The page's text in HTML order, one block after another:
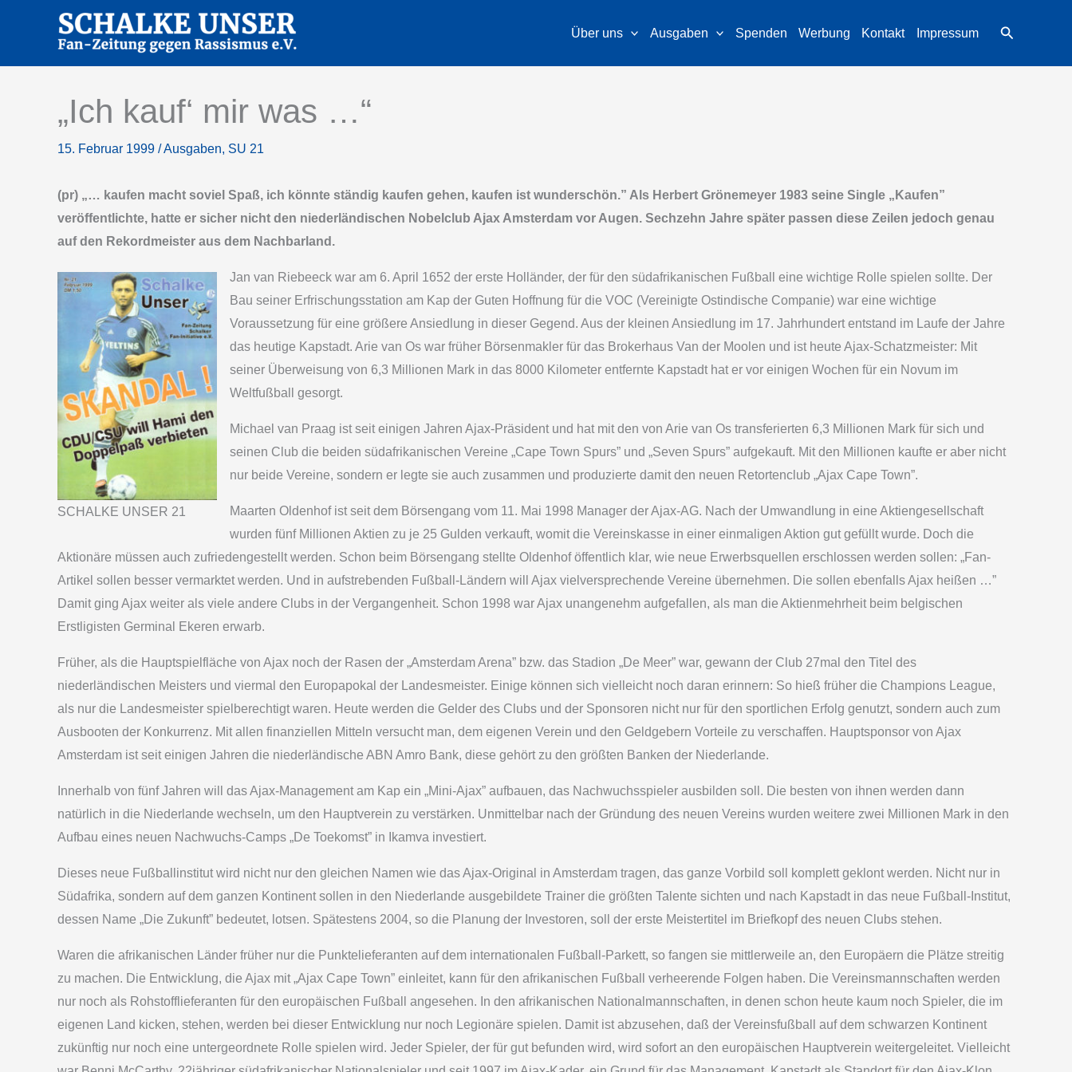
Über uns Ausgaben Spenden Werbung Kontakt Impressum Suchen
„Ich kauf‘ mir was …“
15. Februar 1999 /Ausgaben, SU 21
(pr) „… kaufen macht soviel Spaß, ich könnte ständig kaufen gehen, kaufen ist wunderschön.” Als Herbert Grönemeyer 1983 seine Single „Kaufen”
veröffentlichte, hatte er sicher nicht den niederländischen Nobelclub Ajax Amsterdam vor Augen. Sechzehn Jahre später passen diese Zeilen jedoch genau
auf den Rekordmeister aus dem Nachbarland.
SCHALKE UNSER 21
Jan van Riebeeck war am 6. April 1652 der erste Holländer, der für den südafrikanischen Fußball eine wichtige Rolle spielen sollte. Der
Bau seiner Erfrischungsstation am Kap der Guten Hoffnung für die VOC (Vereinigte Ostindische Companie) war eine wichtige
Voraussetzung für eine größere Ansiedlung in dieser Gegend. Aus der kleinen Ansiedlung im 17. Jahrhundert entstand im Laufe der Jahre
das heutige Kapstadt. Arie van Os war früher Börsenmakler für das Brokerhaus Van der Moolen und ist heute Ajax-Schatzmeister: Mit
seiner Überweisung von 6,3 Millionen Mark in das 8000 Kilometer entfernte Kapstadt hat er vor einigen Wochen für ein Novum im
Weltfußball gesorgt.
Michael van Praag ist seit einigen Jahren Ajax-Präsident und hat mit den von Arie van Os transferierten 6,3 Millionen Mark für sich und
seinen Club die beiden südafrikanischen Vereine „Cape Town Spurs” und „Seven Spurs” aufgekauft. Mit den Millionen kaufte er aber nicht
nur beide Vereine, sondern er legte sie auch zusammen und produzierte damit den neuen Retortenclub „Ajax Cape Town”.
Maarten Oldenhof ist seit dem Börsengang vom 11. Mai 1998 Manager der Ajax-AG. Nach der Umwandlung in eine Aktiengesellschaft
wurden fünf Millionen Aktien zu je 25 Gulden verkauft, womit die Vereinskasse in einer einmaligen Aktion gut gefüllt wurde. Doch die
Aktionäre müssen auch zufriedengestellt werden. Schon beim Börsengang stellte Oldenhof öffentlich klar, wie neue Erwerbsquellen erschlossen werden sollen: „Fan-
Artikel sollen besser vermarktet werden. Und in aufstrebenden Fußball-Ländern will Ajax vielversprechende Vereine übernehmen. Die sollen ebenfalls Ajax heißen …”
Damit ging Ajax weiter als viele andere Clubs in der Vergangenheit. Schon 1998 war Ajax unangenehm aufgefallen, als man die Aktienmehrheit beim belgischen
Erstligisten Germinal Ekeren erwarb.
Früher, als die Hauptspielfläche von Ajax noch der Rasen der „Amsterdam Arena” bzw. das Stadion „De Meer” war, gewann der Club 27mal den Titel des
niederländischen Meisters und viermal den Europapokal der Landesmeister. Einige können sich vielleicht noch daran erinnern: So hieß früher die Champions League,
als nur die Landesmeister spielberechtigt waren. Heute werden die Gelder des Clubs und der Sponsoren nicht nur für den sportlichen Erfolg genutzt, sondern auch zum
Ausbooten der Konkurrenz. Mit allen finanziellen Mitteln versucht man, dem eigenen Verein und den Geldgebern Vorteile zu verschaffen. Hauptsponsor von Ajax
Amsterdam ist seit einigen Jahren die niederländische ABN Amro Bank, diese gehört zu den größten Banken der Niederlande.
Innerhalb von fünf Jahren will das Ajax-Management am Kap ein „Mini-Ajax” aufbauen, das Nachwuchsspieler ausbilden soll. Die besten von ihnen werden dann
natürlich in die Niederlande wechseln, um den Hauptverein zu verstärken. Unmittelbar nach der Gründung des neuen Vereins wurden weitere zwei Millionen Mark in den
Aufbau eines neuen Nachwuchs-Camps „De Toekomst” in Ikamva investiert.
Dieses neue Fußballinstitut wird nicht nur den gleichen Namen wie das Ajax-Original in Amsterdam tragen, das ganze Vorbild soll komplett geklont werden. Nicht nur in
Südafrika, sondern auf dem ganzen Kontinent sollen in den Niederlande ausgebildete Trainer die größten Talente sichten und nach Kapstadt in das neue Fußball-Institut,
dessen Name „Die Zukunft” bedeutet, lotsen. Spätestens 2004, so die Planung der Investoren, soll der erste Meistertitel im Briefkopf des neuen Clubs stehen.
Waren die afrikanischen Länder früher nur die Punktelieferanten auf dem internationalen Fußball-Parkett, so fangen sie mittlerweile an, den Europäern die Plätze streitig
zu machen. Die Entwicklung, die Ajax mit „Ajax Cape Town” einleitet, kann für den afrikanischen Fußball verheerende Folgen haben. Die Vereinsmannschaften werden
nur noch als Rohstofflieferanten für den europäischen Fußball angesehen. In den afrikanischen Nationalmannschaften, in denen schon heute kaum noch Spieler, die im
eigenen Land kicken, stehen, werden bei dieser Entwicklung nur noch Legionäre spielen. Damit ist abzusehen, daß der Vereinsfußball auf dem schwarzen Kontinent
zukünftig nur noch eine untergeordnete Rolle spielen wird. Jeder Spieler, der für gut befunden wird, wird sofort an den europäischen Hauptverein weitergeleitet. Vielleicht